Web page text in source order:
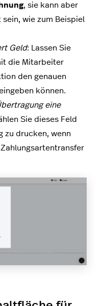
, sie kann aber
wie zum Beispiel
Geld: Lassen Sie
die Mitarbeiter
den genauen
können.
eine
Sie dieses Feld
zu drucken, wenn